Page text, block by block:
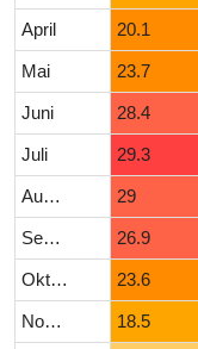
April 20.1
Mai 23.7
Juni 28.4
Juli 29.3
August 29
September 26.9
Oktober 23.6
November 18.5